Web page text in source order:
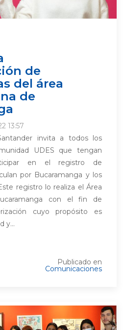
de
del área
de
13:57
invita a todos los
UDES que tengan
en el registro de
por Bucaramanga y los
registro lo realiza el Área
con el fin de
cuyo propósito es
y...
Publicado en
Comunicaciones